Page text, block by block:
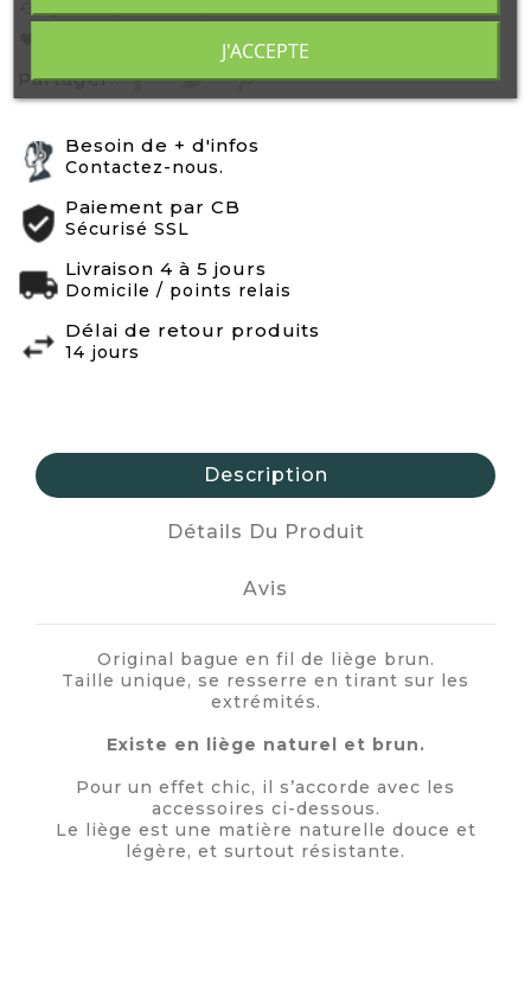
J'ACCEPTE
Partager:
Besoin de + d'infos
Contactez-nous.
Paiement par CB
Sécurisé SSL
Livraison 4 à 5 jours
Domicile / points relais
Délai de retour produits
14 jours
Description
Détails Du Produit
Avis
Original bague en fil de liège brun.
Taille unique, se resserre en tirant sur les
extrémités.
Existe en liège naturel et brun.
Pour un effet chic, il s’accorde avec les
accessoires ci-dessous.
Le liège est une matière naturelle douce et
légère, et surtout résistante.